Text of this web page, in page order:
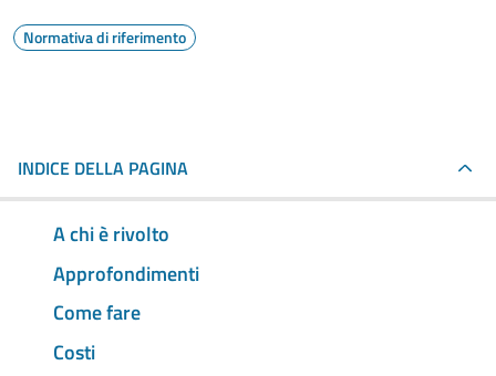
Normativa di riferimento
INDICE DELLA PAGINA
A chi è rivolto
Approfondimenti
Come fare
Costi